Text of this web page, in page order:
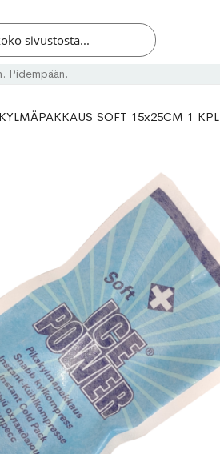
Pidempään.
SOFT 15x25CM 1 KPL